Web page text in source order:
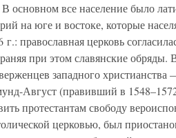
основном все население было
на юге и востоке, которые
православная церковь
при этом славянские обряды.
западного христианства
Август (правивший в
протестантам свободу
церковью, был